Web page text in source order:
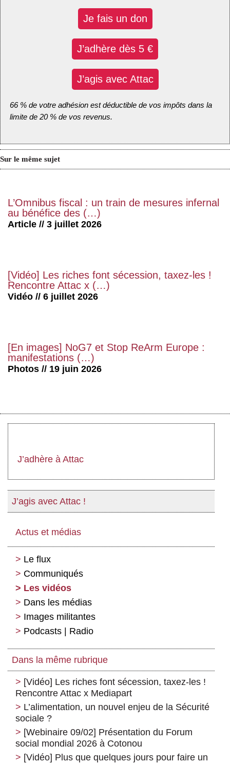
Je fais un don
J’adhère dès 5 €
J’agis avec Attac
66 % de votre adhésion est déductible de vos impôts dans la
limite de 20 % de vos revenus.
Sur le même sujet
L’Omnibus fiscal : un train de mesures infernal
au bénéfice des (…)
Article // 3 juillet 2026
[Vidéo] Les riches font sécession, taxez-les !
Rencontre Attac x (…)
Vidéo // 6 juillet 2026
[En images] NoG7 et Stop ReArm Europe :
manifestations (…)
Photos // 19 juin 2026
J’adhère à Attac
J’agis avec Attac !
Actus et médias
Le flux
Communiqués
Les vidéos
Dans les médias
Images militantes
Podcasts | Radio
Dans la même rubrique
[Vidéo] Les riches font sécession, taxez-les !
Rencontre Attac x Mediapart
L’alimentation, un nouvel enjeu de la Sécurité
sociale ?
[Webinaire 09/02] Présentation du Forum
social mondial 2026 à Cotonou
[Vidéo] Plus que quelques jours pour faire un